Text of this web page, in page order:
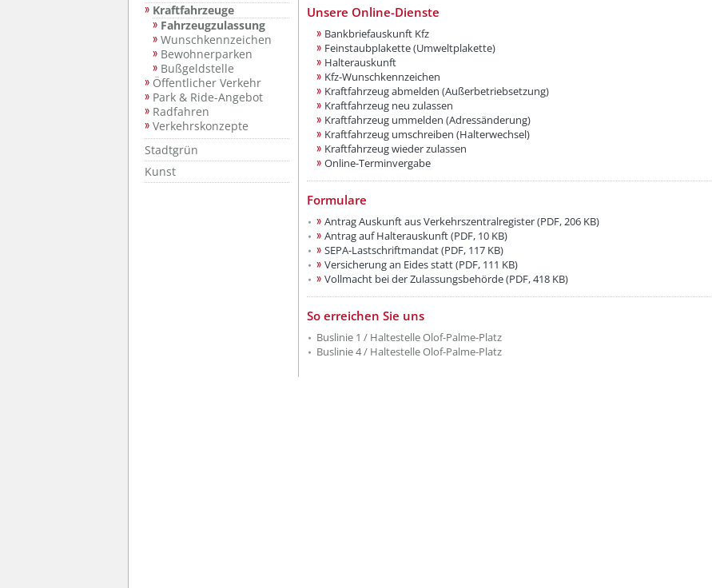
Kraftfahrzeuge
Fahrzeugzulassung
Wunschkennzeichen
Bewohnerparken
Bußgeldstelle
Öffentlicher Verkehr
Park & Ride-Angebot
Radfahren
Verkehrskonzepte
Stadtgrün
Kunst
Unsere Online-Dienste
Bankbriefauskunft Kfz
Feinstaubplakette (Umweltplakette)
Halterauskunft
Kfz-Wunschkennzeichen
Kraftfahrzeug abmelden (Außerbetriebsetzung)
Kraftfahrzeug neu zulassen
Kraftfahrzeug ummelden (Adressänderung)
Kraftfahrzeug umschreiben (Halterwechsel)
Kraftfahrzeug wieder zulassen
Online-Terminvergabe
Formulare
Antrag Auskunft aus Verkehrszentralregister (PDF, 206 KB)
Antrag auf Halterauskunft (PDF, 10 KB)
SEPA-Lastschriftmandat (PDF, 117 KB)
Versicherung an Eides statt (PDF, 111 KB)
Vollmacht bei der Zulassungsbehörde (PDF, 418 KB)
??? absaetzeUnten[1]/titel ???
So erreichen Sie uns
Buslinie 1 / Haltestelle Olof-Palme-Platz
Buslinie 4 / Haltestelle Olof-Palme-Platz